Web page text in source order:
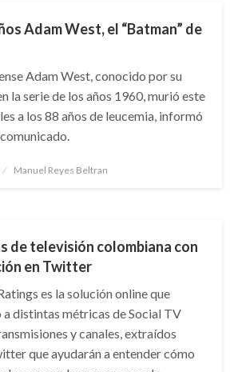
Adam West, el “Batman” de
Adam West, conocido por su
la serie de los años 1960, murió este
a los 88 años de leucemia, informó
Manuel Reyes Beltran
de televisión colombiana con
en Twitter
es la solución online que
distintas métricas de Social TV
y canales, extraídos
que ayudarán a entender cómo